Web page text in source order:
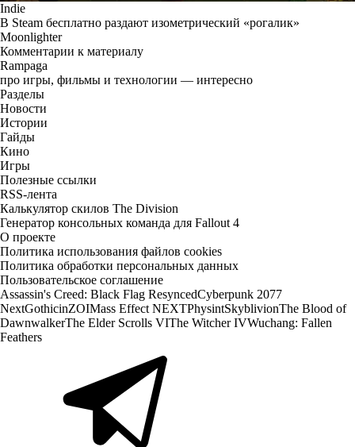
Indie
В Steam бесплатно раздают изометрический «рогалик»
Moonlighter
Комментарии к материалу
Rampaga
про игры, фильмы и технологии — интересно
Разделы
Новости
Истории
Гайды
Кино
Игры
Полезные ссылки
RSS-лента
Калькулятор скилов The Division
Генератор консольных команда для Fallout 4
О проекте
Политика использования файлов cookies
Политика обработки персональных данных
Пользовательское соглашение
Assassin's Creed: Black Flag ResyncedCyberpunk 2077
NextGothicinZOIMass Effect NEXTPhysintSkyblivionThe Blood of
DawnwalkerThe Elder Scrolls VIThe Witcher IVWuchang: Fallen
Feathers